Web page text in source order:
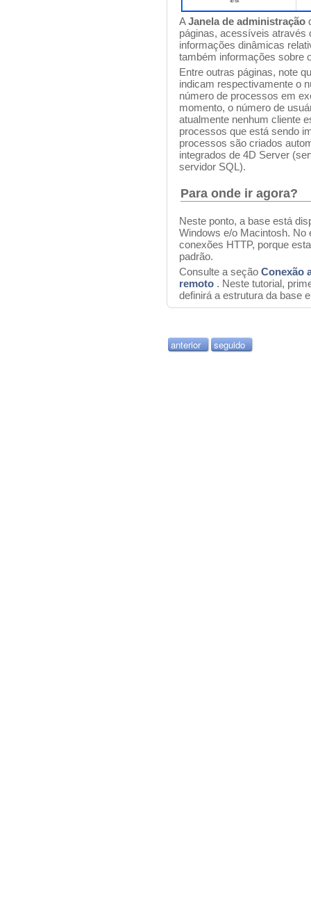
AJanela de administração
páginas, acessíveis através
informações dinâmicas
também informações sobre
Entre outras páginas, note
indicam respectivamente o
número de processos em
momento, o número de
atualmente nenhum cliente
processos que está sendo
processos são criados
integrados de 4D Server
servidor SQL).
Para onde ir agora?
Neste ponto, a base está
Windows e/o Macintosh. No
conexões HTTP, porque
padrão.
Consulte a seção Conexão
remoto . Neste tutorial,
definirá a estrutura da base
anterior seguido